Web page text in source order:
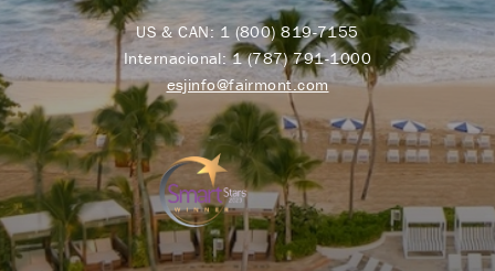
US & CAN: 1 (800) 819-7155
Internacional:1 (787) 791-1000
esjinfo@fairmont.com